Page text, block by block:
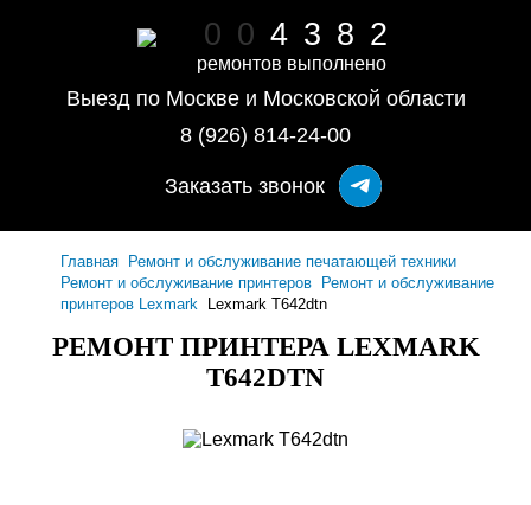
0 0 4 3 8 2
ремонтов выполнено
Выезд по Москве и Московской области
8 (926) 814-24-00
Заказать звонок
Главная
Ремонт и обслуживание печатающей техники
Ремонт и обслуживание принтеров
Ремонт и обслуживание
принтеров Lexmark
Lexmark T642dtn
РЕМОНТ ПРИНТЕРА LEXMARK
T642DTN